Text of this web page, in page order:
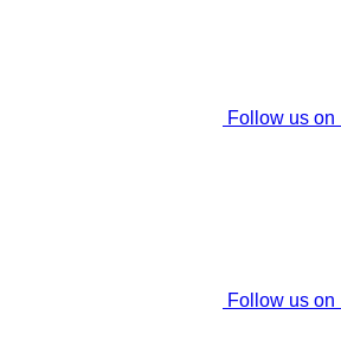
Follow us on
Follow us on